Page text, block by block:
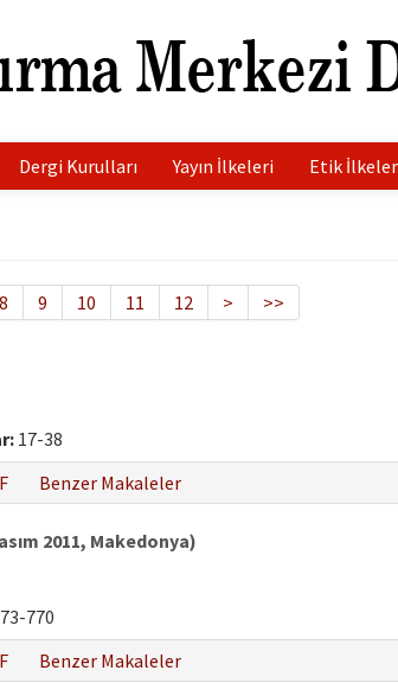
Dergi Kurulları Yayın İlkeleri Etik İlkeler
8 9 10 11 12 > >>
17-38
Benzer Makaleler
2011, Makedonya)
770
Benzer Makaleler